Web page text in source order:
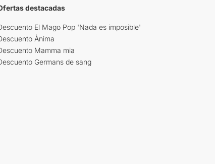
destacadas
El Mago Pop 'Nada es imposible'
Ànima
Mamma mia
Germans de sang